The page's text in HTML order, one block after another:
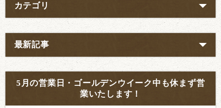
カテゴリ
最新記事
5月の営業日・ゴールデンウイーク中も休まず営
業いたします！